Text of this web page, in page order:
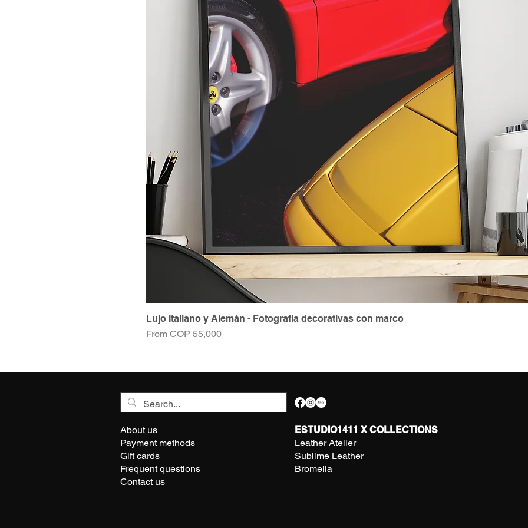
Quick View
Lujo Italiano y Alemán - Fotografía decorativas con marco
From COP 55,000
Sale Price
About us
Payment methods
Gift cards
Frequent questions
Contact us
ESTUDIO1411 X COLLECTIONS
Leather Atelier
Sublime Leather
Bromelia